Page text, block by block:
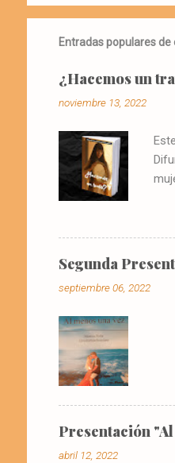
Entradas populares de
¿Hacemos un
noviembre 13, 2022
Segunda
septiembre 06, 2022
Presentación
abril 12, 2022